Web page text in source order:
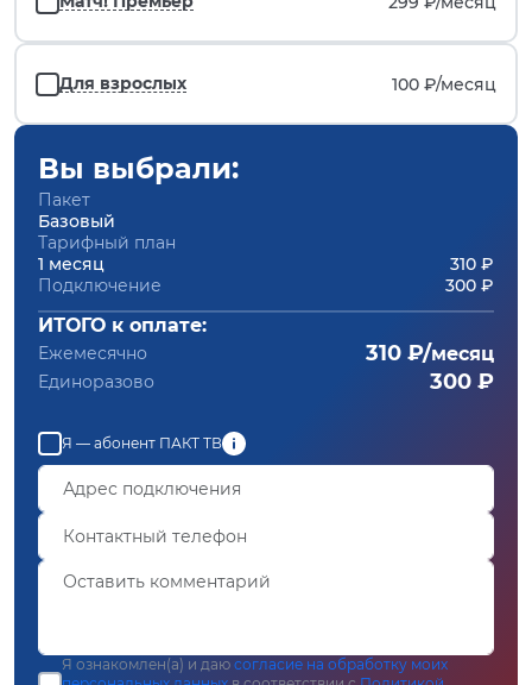
Для взрослых 100 ₽/месяц
Вы выбрали:
Пакет
Базовый
Тарифный план
1 месяц
310 ₽
Подключение
300 ₽
ИТОГО к оплате:
Ежемесячно 310 ₽/месяц
Единоразово 300 ₽
Я — абонент ПАКТ ТВ
Я ознакомлен(а) и даю согласие на обработку моих